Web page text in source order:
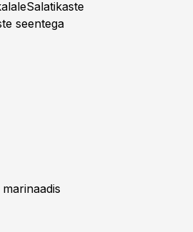
seentega